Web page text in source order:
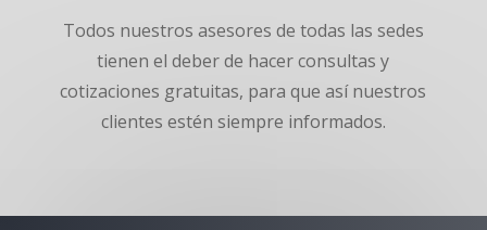
Todos nuestros asesores de todas las sedes
tienen el deber de hacer consultas y
cotizaciones gratuitas, para que así nuestros
clientes estén siempre informados.